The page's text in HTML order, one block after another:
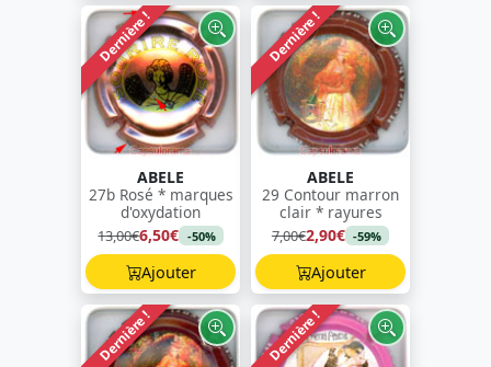
Dernière !
ABELE
27b Rosé * marques
d'oxydation
13,00€6,50€ -50%
Ajouter
Dernière !
ABELE
29 Contour marron
clair * rayures
7,00€2,90€ -59%
Ajouter
Dernière ! Dernière !